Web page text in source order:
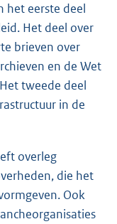
het eerste deel
Het deel over
brieven over
en de Wet
tweede deel
in de
overleg
die het
Ook